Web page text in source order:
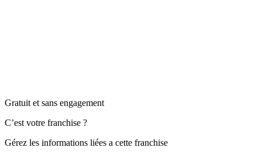
Gratuit et sans engagement
C’est votre franchise ?
Gérez les informations liées a cette franchise